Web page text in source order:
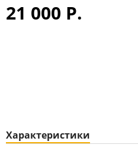
21 000 Р.
Характеристики